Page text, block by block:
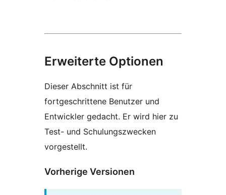
Erweiterte Optionen
Dieser Abschnitt ist für
fortgeschrittene Benutzer und
Entwickler gedacht. Er wird hier zu
Test- und Schulungszwecken
vorgestellt.
Vorherige Versionen